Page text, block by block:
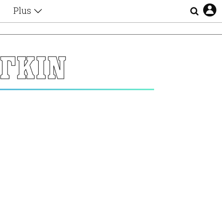
Plus
Αφιερώματα
Ζώδια